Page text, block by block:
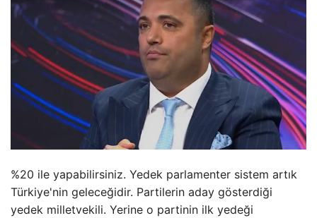
%20 ile yapabilirsiniz. Yedek parlamenter sistem artık
Türkiye'nin geleceğidir. Partilerin aday gösterdiği
yedek milletvekili. Yerine o partinin ilk yedeği